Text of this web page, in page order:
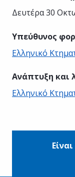
Δευτέρα 30
Υπεύθυνος
Ελληνικό
Ανάπτυξη και
Ελληνικό